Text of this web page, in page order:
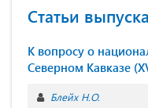
Статьи выпуска
К вопросу о
Северном Кавказе
Блейх Н.О.